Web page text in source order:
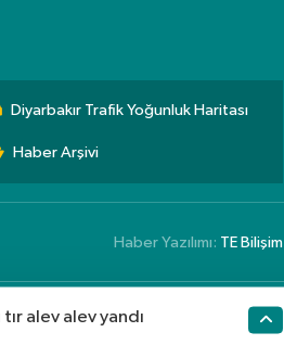
Diyarbakır Trafik Yoğunluk Haritası
Haber Arşivi
Haber Yazılımı: TE Bilişim
alev alev yandı